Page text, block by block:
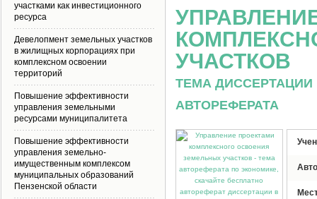
УЧАСТКОВ
ТЕМА
АВТОРЕФЕРАТА
участками как инвестиционного
ресурса
Девелопмент земельных участков
в жилищных корпорациях при
комплексном освоении
территорий
Повышение эффективности
управления земельными
ресурсами муниципалитета
Повышение эффективности
управления земельно-
имущественным комплексом
муниципальных образований
Пензенской области